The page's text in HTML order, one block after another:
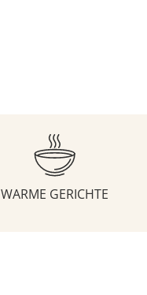
WARME GERICHTE